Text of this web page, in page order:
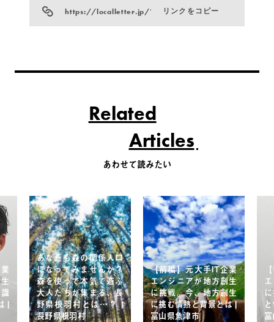
https://localletter.jp/?p=746リンクをコピー
Related
Articles
あわせて読みたい
|
あなたも森の関係人口
になってみませんか？
森を使って本気で遊ぶ
大人たちが集まる、長
野県根羽村とは…？ |
長野県根羽村
【前編】元大手IT企業
エンジニアが地方創生
に挑戦。今、地方創生
に挑む情熱と背景とは |
富山県魚津市